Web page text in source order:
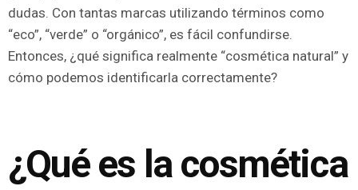
dudas. Con tantas marcas utilizando términos como
“eco”, “verde” o “orgánico”, es fácil confundirse.
Entonces, ¿qué significa realmente “cosmética natural” y
cómo podemos identificarla correctamente?
¿Qué es la cosmética